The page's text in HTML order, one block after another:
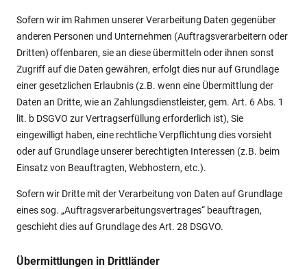
Sofern wir im Rahmen unserer Verarbeitung Daten gegenüber
anderen Personen und Unternehmen (Auftragsverarbeitern oder
Dritten) offenbaren, sie an diese übermitteln oder ihnen sonst
Zugriff auf die Daten gewähren, erfolgt dies nur auf Grundlage
einer gesetzlichen Erlaubnis (z.B. wenn eine Übermittlung der
Daten an Dritte, wie an Zahlungsdienstleister, gem. Art. 6 Abs. 1
lit. b DSGVO zur Vertragserfüllung erforderlich ist), Sie
eingewilligt haben, eine rechtliche Verpflichtung dies vorsieht
oder auf Grundlage unserer berechtigten Interessen (z.B. beim
Einsatz von Beauftragten, Webhostern, etc.).
Sofern wir Dritte mit der Verarbeitung von Daten auf Grundlage
eines sog. „Auftragsverarbeitungsvertrages“ beauftragen,
geschieht dies auf Grundlage des Art. 28 DSGVO.
Übermittlungen in Drittländer